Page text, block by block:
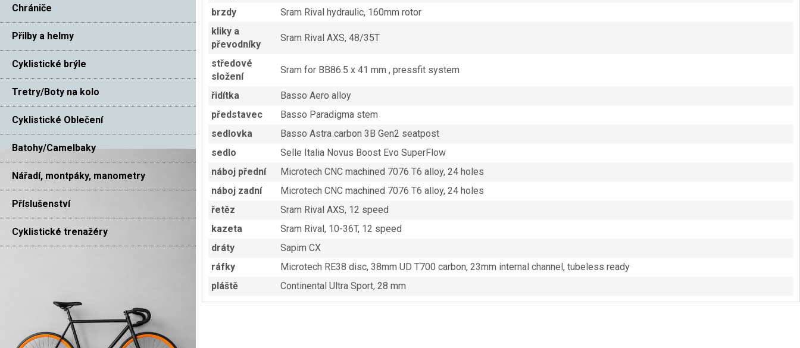
Chrániče
Přilby a helmy
Cyklistické brýle
Tretry/Boty na kolo
Cyklistické Oblečení
Batohy/Camelbaky
Nářadí, montpáky, manometry
Příslušenství
Cyklistické trenažéry
brzdy
Sram Rival hydraulic, 160mm rotor
kliky a
převodníky
Sram Rival AXS, 48/35T
středové
složení
Sram for BB86.5 x 41 mm , pressfit system
řidítka
Basso Aero alloy
představec
Basso Paradigma stem
sedlovka
Basso Astra carbon 3B Gen2 seatpost
sedlo
Selle Italia Novus Boost Evo SuperFlow
náboj přední
Microtech CNC machined 7076 T6 alloy, 24 holes
náboj zadní
Microtech CNC machined 7076 T6 alloy, 24 holes
řetěz
Sram Rival AXS, 12 speed
kazeta
Sram Rival, 10-36T, 12 speed
dráty
Sapim CX
ráfky
Microtech RE38 disc, 38mm UD T700 carbon, 23mm internal channel, tubeless ready
pláště
Continental Ultra Sport, 28 mm